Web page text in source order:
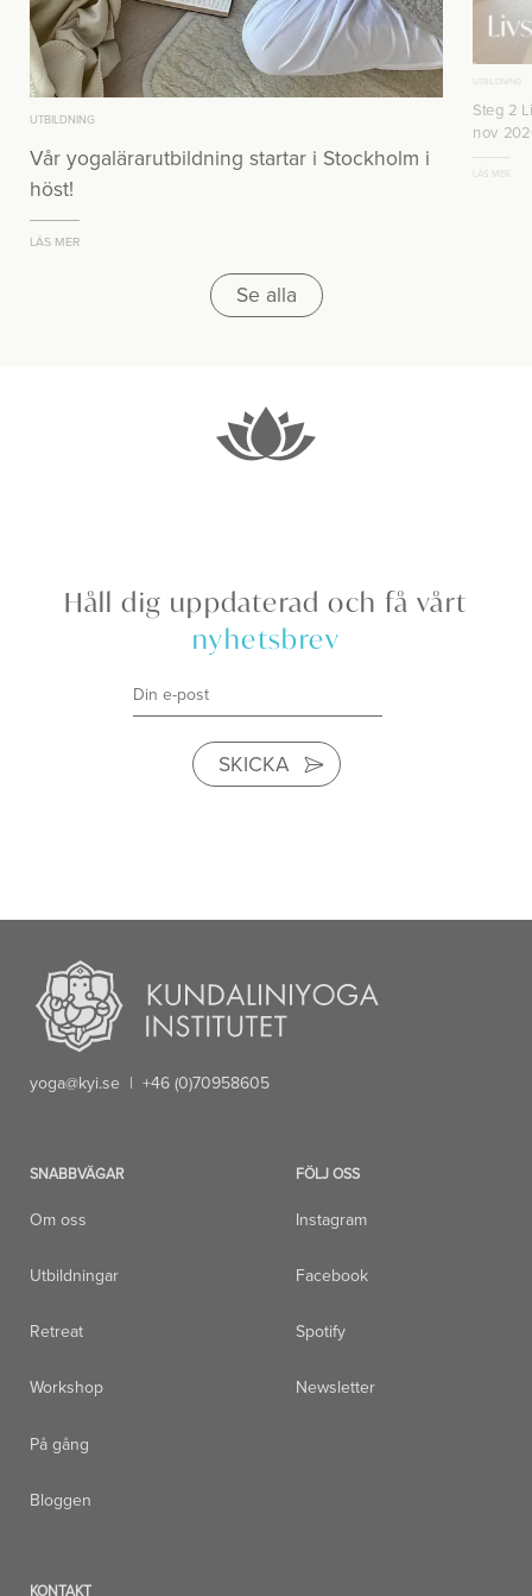
UTBILDNING
Vår yogalärarutbildning startar i Stockholm i
höst!
LÄS MER
UTBILDNING
Steg 2
nov
LÄS MER
Se alla
Håll dig uppdaterad och få vårt
nyhetsbrev
SKICKA
yoga@kyi.se | +46 (0)70958605
SNABBVÄGAR
Om oss
Utbildningar
Retreat
Workshop
På gång
Bloggen
FÖLJ OSS
Instagram
Facebook
Spotify
Newsletter
KONTAKT